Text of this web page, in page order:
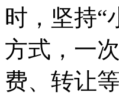
时，坚持“
方式，一
费、转让